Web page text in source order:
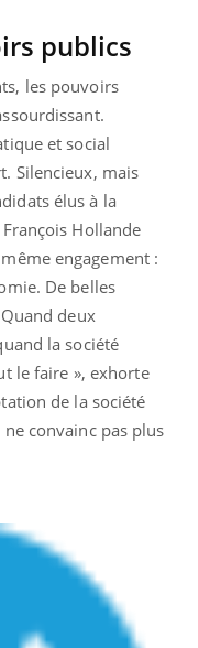
publics
les pouvoirs
et social
Silencieux, mais
élus à la
Hollande
engagement :
De belles
deux
la société
le faire », exhorte
de la société
convainc pas plus